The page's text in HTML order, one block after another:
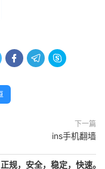
  
下一篇
ins手机翻墙
正规，安全，稳定，快速。